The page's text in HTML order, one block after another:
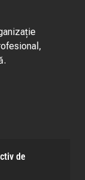
de